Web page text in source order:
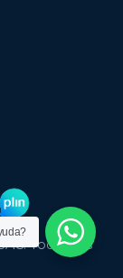
Todos los